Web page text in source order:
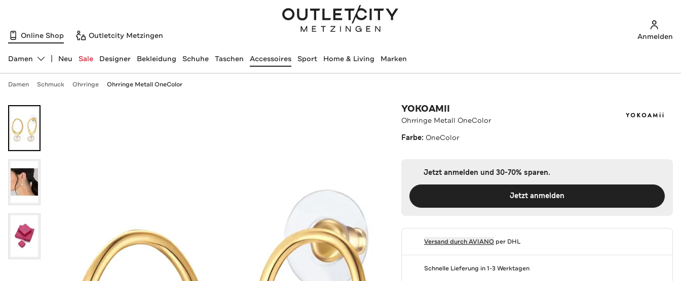
Online Shop Outletcity Metzingen Anmelden
Abteilung ändern, ausgewählt:
Damen Neu Sale Designer Bekleidung Schuhe Taschen Accessoires Sport Home & Living Marken
Damen Schmuck Ohrringe Ohrringe Metall OneColor
YOKOAMII
Ohrringe Metall OneColor
Farbe: OneColor
Jetzt anmelden und 30-70% sparen.
Jetzt anmelden
Versand durchAVIANO per DHL
Schnelle Lieferung in 1-3 Werktagen